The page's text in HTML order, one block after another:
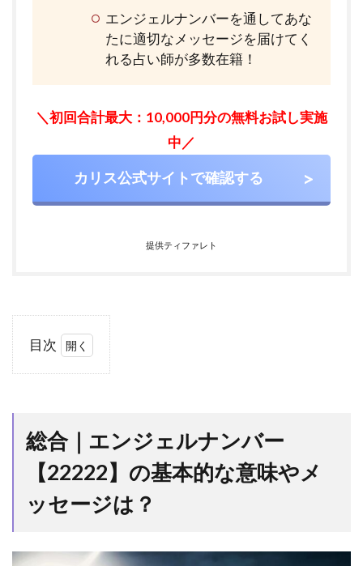
エンジェルナンバーを通してあな
たに適切なメッセージを届けてく
れる占い師が多数在籍！
＼初回合計最大：10,000円分の無料お試し実施
中／
カリス公式サイトで確認する
提供ティファレト
目次
【22222】
の基本的
な意味や
ジは？
ジェルナ
総合｜エンジェルナンバー
【22222】の基本的な意味やメ
ッセージは？